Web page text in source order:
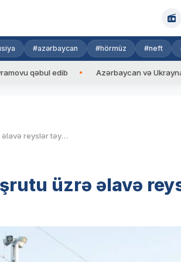
#azərbaycan #hörmüz #neft
edib Azərbaycan və Ukrayna XİN
Bakı-Ağstafa-Bakı marşrutu üzrə əlavə reyslər təyin edilib
üzrə əlavə